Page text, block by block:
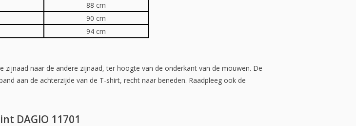
88 cm
90 cm
94 cm
zijnaad naar de andere zijnaad, ter hoogte van de onderkant van de mouwen. De
aan de achterzijde van de T-shirt, recht naar beneden. Raadpleeg ook de
DAGIO 11701